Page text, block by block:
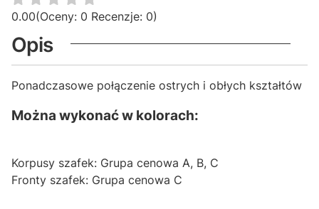
0.00(Oceny: 0 Recenzje: 0)
Opis
Ponadczasowe połączenie ostrych i obłych kształtów
Można wykonać w kolorach:
Korpusy szafek: Grupa cenowa A, B, C
Fronty szafek: Grupa cenowa C